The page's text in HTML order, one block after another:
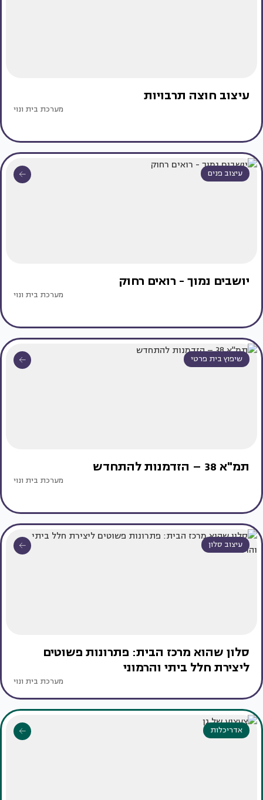
עיצוב חוצה תרבויות
מערכת בית ונוי
עיצוב פנים
יושבים נמוך - רואים רחוק
מערכת בית ונוי
שיפוץ בית פרטי
תמ"א 38 – הזדמנות להתחדש
מערכת בית ונוי
עיצוב סלון
סלון שהוא מרכז הבית: פתרונות פשוטים
ליצירת חלל ביתי והרמוני
מערכת בית ונוי
אדריכלות